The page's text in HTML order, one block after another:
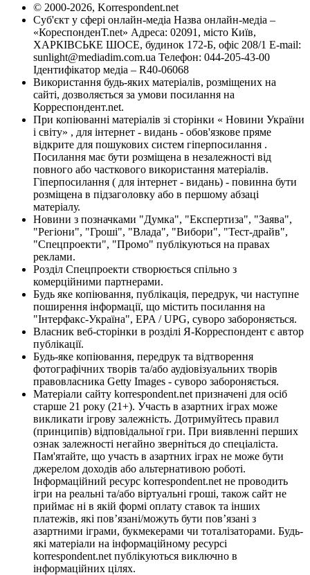
© 2000-2026, Korrespondent.net
Суб'єкт у сфері онлайн-медіа Назва онлайн-медіа –
«КореспонденТ.net» Адреса: 02091, місто Київ,
ХАРКІВСЬКЕ ШОСЕ, будинок 172-Б, офіс 208/1 E-mail:
sunlight@mediadim.com.ua Телефон: 044-205-43-00
Ідентифікатор медіа – R40-06068
Використання будь-яких матеріалів, розміщених на
сайті, дозволяється за умови посилання на
Корреспондент.net.
При копіюванні матеріалів зі сторінки « Новини України
і світу» , для інтернет - видань - обов'язкове пряме
відкрите для пошукових систем гіперпосилання .
Посилання має бути розміщена в незалежності від
повного або часткового використання матеріалів.
Гіперпосилання ( для інтернет - видань) - повинна бути
розміщена в підзаголовку або в першому абзаці
матеріалу.
Новини з позначками "Думка", "Експертиза", "Заява",
"Регіони", "Гроші", "Влада", "Вибори", "Тест-драйв",
"Спецпроекти", "Промо" публікуються на правах
реклами.
Розділ Спецпроекти створюється спільно з
комерційними партнерами.
Будь яке копіювання, публікація, передрук, чи наступне
поширення інформації, що містить посилання на
"Інтерфакс-Україна", EPA / UPG, суворо забороняється.
Власник веб-сторінки в розділі Я-Корреспондент є автор
публікації.
Будь-яке копіювання, передрук та відтворення
фотографічних творів та/або аудіовізуальних творів
правовласника Getty Images - суворо забороняється.
Матеріали сайту korrespondent.net призначені для осіб
старше 21 року (21+). Участь в азартних іграх може
викликати ігрову залежність. Дотримуйтесь правил
(принципів) відповідальної гри. При виявленні перших
ознак залежності негайно зверніться до спеціаліста.
Пам'ятайте, що участь в азартних іграх не може бути
джерелом доходів або альтернативою роботі.
Інформаційний ресурс korrespondent.net не проводить
ігри на реальні та/або віртуальні гроші, також сайт не
приймає ні в якій формі оплату ставок та інших
платежів, які пов’язані/можуть бути пов’язані з
азартними іграми, букмекерами чи тоталізаторами. Будь-
які матеріали на інформаційному ресурсі
korrespondent.net публікуються виключно в
інформаційних цілях.